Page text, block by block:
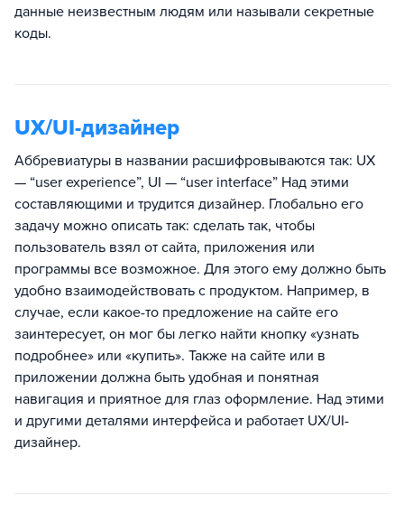
данные неизвестным людям или называли секретные
коды.
UX/UI-дизайнер
Аббревиатуры в названии расшифровываются так: UX
— “user experience”, UI — “user interface” Над этими
составляющими и трудится дизайнер. Глобально его
задачу можно описать так: сделать так, чтобы
пользователь взял от сайта, приложения или
программы все возможное. Для этого ему должно быть
удобно взаимодействовать с продуктом. Например, в
случае, если какое-то предложение на сайте его
заинтересует, он мог бы легко найти кнопку «узнать
подробнее» или «купить». Также на сайте или в
приложении должна быть удобная и понятная
навигация и приятное для глаз оформление. Над этими
и другими деталями интерфейса и работает UX/UI-
дизайнер.